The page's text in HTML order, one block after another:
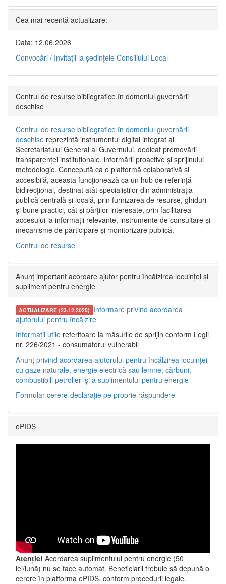
Cea mai recentă actualizare:
Data: 12.06.2026
Convocări / Invitaţii la şedinţele Consiliului Local
Centrul de resurse bibliografice în domeniul guvernării
deschise
Centrul de resurse bibliografice în domeniul guvernării
deschise reprezintă instrumentul digital integrat al
Secretariatului General al Guvernului, dedicat promovării
transparenței instituționale, informării proactive și sprijinului
metodologic. Concepută ca o platformă colaborativă și
accesibilă, aceasta funcționează ca un hub de referință
bidirecțional, destinat atât specialiștilor din administrația
publică centrală și locală, prin furnizarea de resurse, ghiduri
și bune practici, cât și părților interesate, prin facilitarea
accesului la informații relevante, instrumente de consultare și
mecanisme de participare și monitorizare publică.
Centrul de resurse
Anunț important acordare ajutor pentru încălzirea locuinței și
supliment pentru energie
ACTUALIZARE (23.12.2025) Informare privind acordarea
ajutorului pentru încălzire
Informații utile referitoare la măsurile de sprijin conform Legii
nr. 226/2021 - consumatorul vulnerabil
Anunț privind acordarea ajutorului pentru încălzirea locuinței
cu gaze naturale, energie electrică sau lemne, cărbuni,
combustibili petrolieri și a suplimentului pentru energie
Formular cerere-declarație pe proprie răspundere
ePIDS
Atenție! Acordarea suplimentului pentru energie (50
lei/lună) nu se face automat. Beneficiarii trebuie să depună o
cerere în platforma ePIDS, conform procedurii legale.